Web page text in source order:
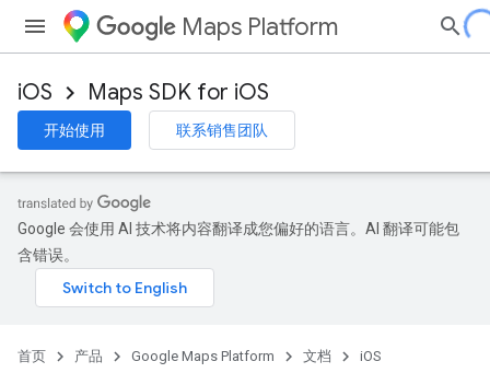
Maps Platform
iOS Maps SDK for iOS
开始使用 联系销售团队
Google 会使用 AI 技术将内容翻译成您偏好的语言。AI 翻译可能包
含错误。
首页 产品 Google Maps Platform 文档
iOS